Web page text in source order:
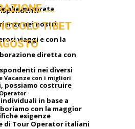
….
TIBET
Vacanze con i migliori
alla maturata
nei nostri
viaggi e con la
diretta con
nei diversi
possiamo costruire
in base a
esigenze
con la maggior
di Tour Operator italiani